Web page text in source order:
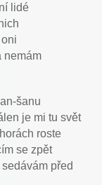
lidé
nemám
šanu
je mi tu svět
roste
se zpět
před